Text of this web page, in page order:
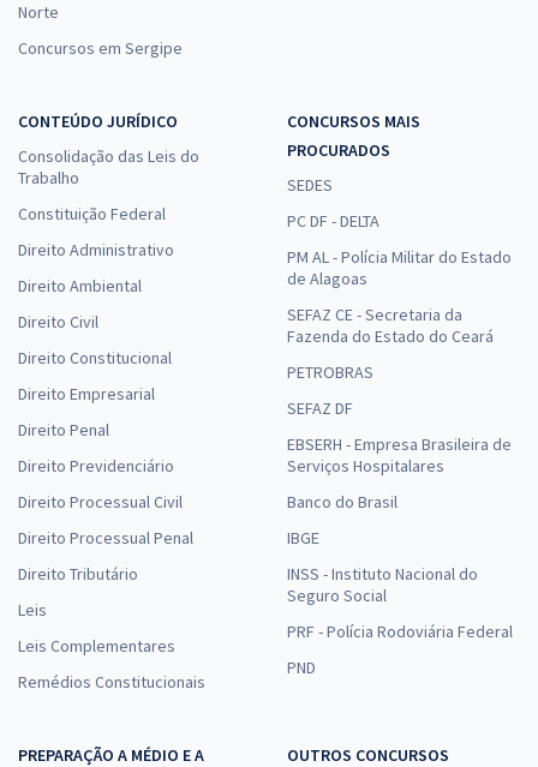
Norte
Concursos em Sergipe
CONTEÚDO JURÍDICO
Consolidação das Leis do
Trabalho
Constituição Federal
Direito Administrativo
Direito Ambiental
Direito Civil
Direito Constitucional
Direito Empresarial
Direito Penal
Direito Previdenciário
Direito Processual Civil
Direito Processual Penal
Direito Tributário
Leis
Leis Complementares
Remédios Constitucionais
CONCURSOS MAIS
PROCURADOS
SEDES
PC DF - DELTA
PM AL - Polícia Militar do Estado
de Alagoas
SEFAZ CE - Secretaria da
Fazenda do Estado do Ceará
PETROBRAS
SEFAZ DF
EBSERH - Empresa Brasileira de
Serviços Hospitalares
Banco do Brasil
IBGE
INSS - Instituto Nacional do
Seguro Social
PRF - Polícia Rodoviária Federal
PND
PREPARAÇÃO A MÉDIO E A
OUTROS CONCURSOS